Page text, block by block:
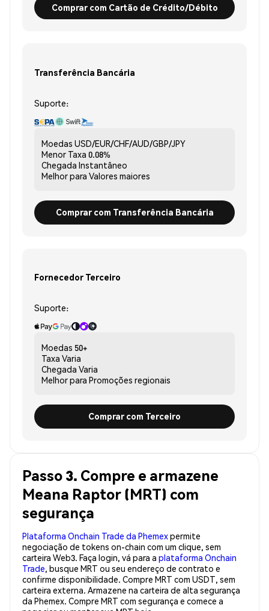
Comprar com Cartão de Crédito/Débito
Transferência Bancária
Suporte:
Moedas USD/EUR/CHF/AUD/GBP/JPY
Menor Taxa 0.08%
Chegada Instantâneo
Melhor para Valores maiores
Comprar com Transferência Bancária
Fornecedor Terceiro
Suporte:
Moedas 50+
Taxa Varia
Chegada Varia
Melhor para Promoções regionais
Comprar com Terceiro
Passo 3. Compre e armazene
Meana Raptor (MRT) com
segurança
Plataforma Onchain Trade da Phemexpermite
negociação de tokens on-chain com um clique, sem
carteira Web3. Faça login, vá para a plataforma Onchain
Trade, busque MRT ou seu endereço de contrato e
confirme disponibilidade. Compre MRT com USDT, sem
carteira externa. Armazene na carteira de alta segurança
da Phemex. Compre MRT com segurança e comece a